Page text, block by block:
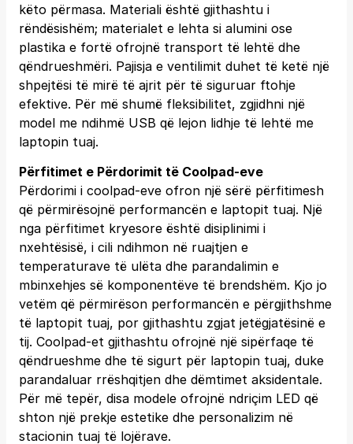
këto përmasa. Materiali është gjithashtu i
rëndësishëm; materialet e lehta si alumini ose
plastika e fortë ofrojnë transport të lehtë dhe
qëndrueshmëri. Pajisja e ventilimit duhet të ketë një
shpejtësi të mirë të ajrit për të siguruar ftohje
efektive. Për më shumë fleksibilitet, zgjidhni një
model me ndihmë USB që lejon lidhje të lehtë me
laptopin tuaj.
Përfitimet e Përdorimit të Coolpad-eve
Përdorimi i coolpad-eve ofron një sërë përfitimesh
që përmirësojnë performancën e laptopit tuaj. Një
nga përfitimet kryesore është disiplinimi i
nxehtësisë, i cili ndihmon në ruajtjen e
temperaturave të ulëta dhe parandalimin e
mbinxehjes së komponentëve të brendshëm. Kjo jo
vetëm që përmirëson performancën e përgjithshme
të laptopit tuaj, por gjithashtu zgjat jetëgjatësinë e
tij. Coolpad-et gjithashtu ofrojnë një sipërfaqe të
qëndrueshme dhe të sigurt për laptopin tuaj, duke
parandaluar rrëshqitjen dhe dëmtimet aksidentale.
Për më tepër, disa modele ofrojnë ndriçim LED që
shton një prekje estetike dhe personalizim në
stacionin tuaj të lojërave.